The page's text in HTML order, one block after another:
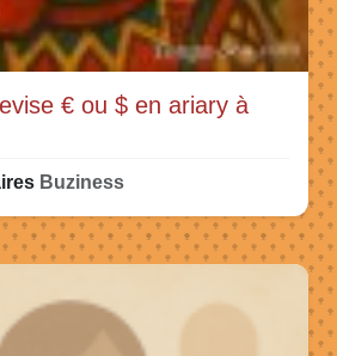
€ ou $ en ariary à
Buziness